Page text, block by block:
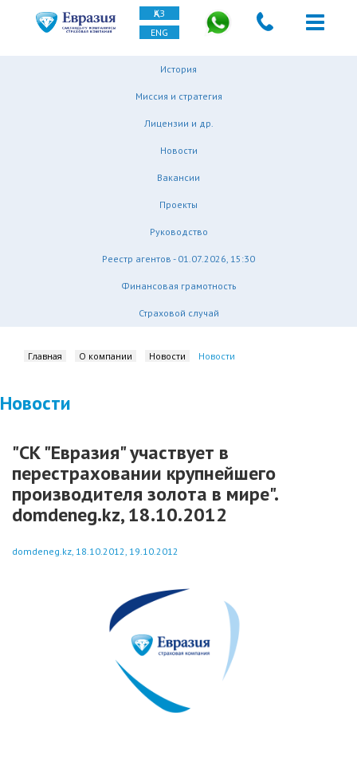
ҚАЗ
ENG
История
Миссия и стратегия
Лицензии и др.
Новости
Вакансии
Проекты
Руководство
Реестр агентов - 01.07.2026, 15:30
Финансовая грамотность
Страховой случай
Главная О компании Новости Новости
Новости
"СК "Евразия" участвует в
перестраховании крупнейшего
производителя золота в мире".
domdeneg.kz, 18.10.2012
domdeneg.kz, 18.10.2012, 19.10.2012